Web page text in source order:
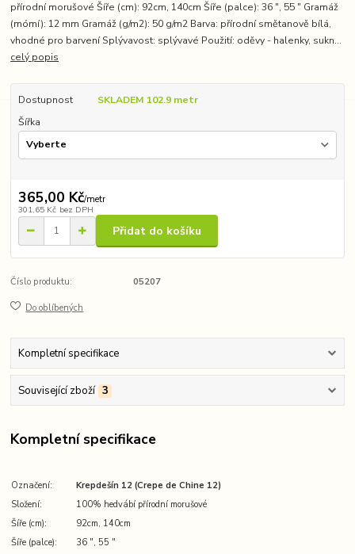
přírodní morušové Šíře (cm): 92cm, 140cm Šíře (palce): 36 ″, 55 ″ Gramáž
(mómí): 12 mm Gramáž (g/m2): 50 g/m2 Barva: přírodní smětanově bílá,
vhodné pro barvení Splývavost: splývavé Použití: oděvy - halenky, sukn...
celý popis
Dostupnost
SKLADEM 102.9 metr
Šířka
365,00 Kč/metr
301,65 Kč bez DPH
Přidat do košíku
Číslo produktu: 05207
Do oblíbených
Kompletní specifikace
Související zboží 3
Kompletní specifikace
Označení:
Krepdešín 12 (Crepe de Chine 12)
Složení:
100% hedvábí přírodní morušové
Šíře (cm):
92cm, 140cm
Šíře (palce):
36 ″, 55 ″